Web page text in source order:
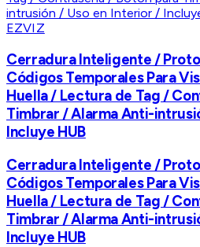
EZVIZ
Cerradura Inteligente /
Códigos Temporales Para
Huella / Lectura de Tag /
Timbrar / Alarma Anti-
Incluye HUB
Cerradura Inteligente /
Códigos Temporales Para
Huella / Lectura de Tag /
Timbrar / Alarma Anti-
Incluye HUB